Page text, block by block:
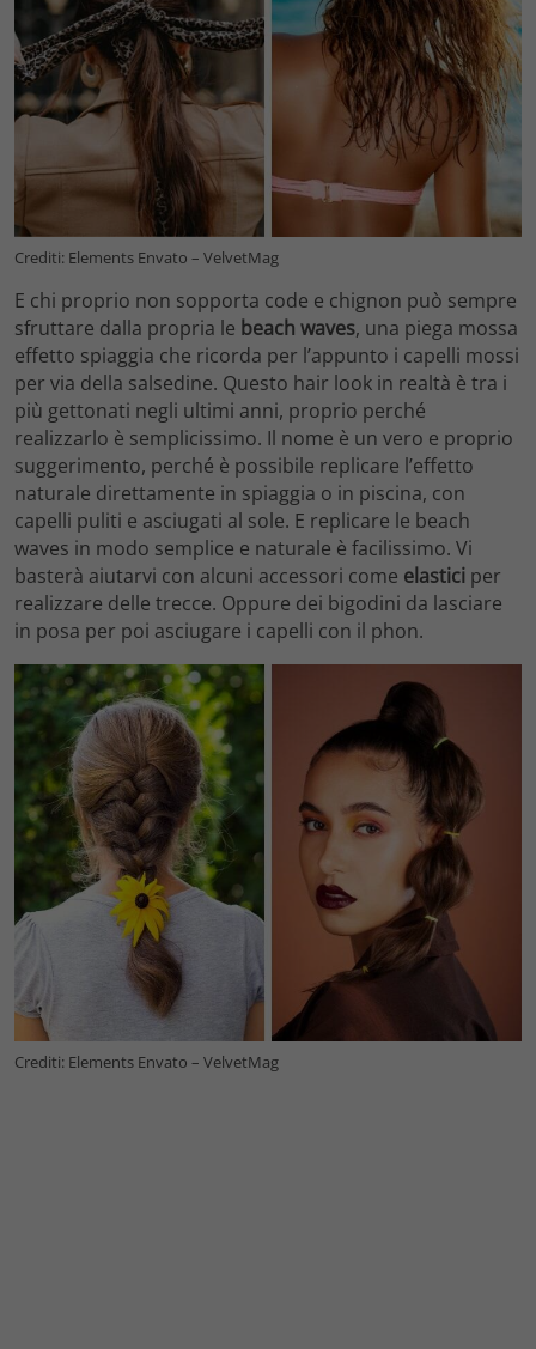
Crediti: Elements Envato – VelvetMag
E chi proprio non sopporta code e chignon può sempre
sfruttare dalla propria le beach waves, una piega mossa
effetto spiaggia che ricorda per l’appunto i capelli mossi
per via della salsedine. Questo hair look in realtà è tra i
più gettonati negli ultimi anni, proprio perché
realizzarlo è semplicissimo. Il nome è un vero e proprio
suggerimento, perché è possibile replicare l’effetto
naturale direttamente in spiaggia o in piscina, con
capelli puliti e asciugati al sole. E replicare le beach
waves in modo semplice e naturale è facilissimo. Vi
basterà aiutarvi con alcuni accessori come elastici per
realizzare delle trecce. Oppure dei bigodini da lasciare
in posa per poi asciugare i capelli con il phon.
Crediti: Elements Envato – VelvetMag